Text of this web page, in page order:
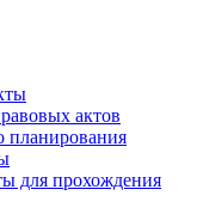
актов
планирования
для прохождения